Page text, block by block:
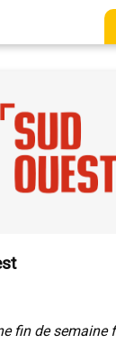
fin de semaine